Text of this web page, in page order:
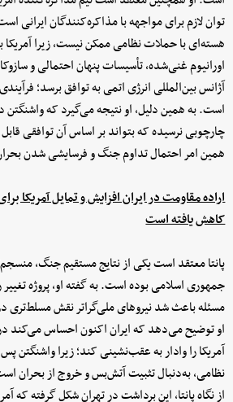
توان لازم برای مواجهه با مذاکره‌کنندگان ایرانی
هسته‌ای با حملات نظامی ممکن نیست، زیرا آمریکا
اورانیوم غنی‌شده، تأسیسات پنهان احتمالی و
آژانس بین‌المللی انرژی اتمی به توافق برسد؛
است. به همین دلیل، او نتیجه می‌گیرد که واشنگتن
چارچوبی نرسیده که بتواند بر اساس آن توافقی
همین امر احتمال تداوم جنگ و فرسایشی شدن
اراده مقاومت در ایران افزایش و تمایل آمریکا
کاهش یافته است
پانتا معتقد است یکی از نتایج مستقیم جنگ،
جمهوری اسلامی بوده است. به گفته او، پروژه
مسئله باعث شد نیروهای ملی‌گراتر نقش مسلط‌تری
او توضیح می‌دهد که ایران اکنون احساس می‌کند در
آمریکا را وادار به عقب‌نشینی کند؛ زیرا واشنگتن
نظامی، به‌دنبال تثبیت آتش‌بس و خروج از بحران
از نگاه پانتا، این برداشت در تهران شکل گرفته که